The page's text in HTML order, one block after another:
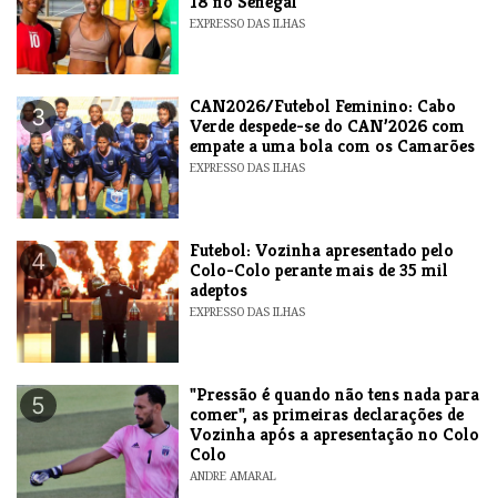
EXPRESSO DAS ILHAS
3
CAN2026/Futebol Feminino: Cabo
Verde despede-se do CAN’2026 com
empate a uma bola com os Camarões
EXPRESSO DAS ILHAS
4
Futebol: Vozinha apresentado pelo
Colo-Colo perante mais de 35 mil
adeptos
EXPRESSO DAS ILHAS
5
"Pressão é quando não tens nada para
comer", as primeiras declarações de
Vozinha após a apresentação no Colo
Colo
ANDRE AMARAL